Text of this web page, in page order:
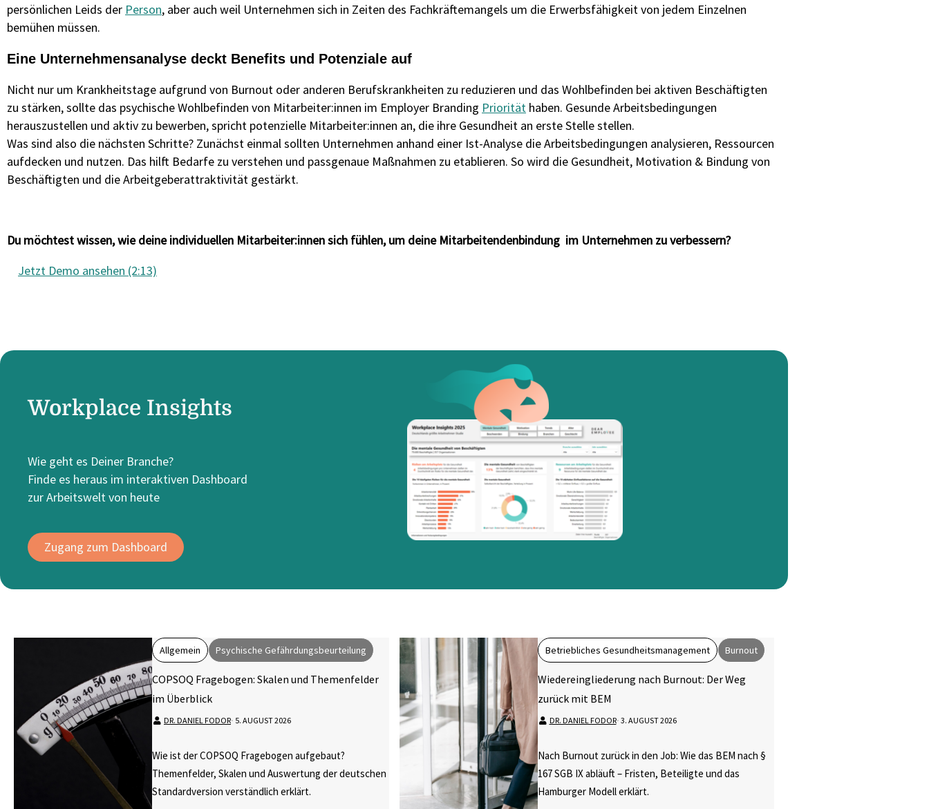
persönlichen Leids der Person, aber auch weil Unternehmen sich in Zeiten des Fachkräftemangels um die Erwerbsfähigkeit von jedem Einzelnen
bemühen müssen.
Eine Unternehmensanalyse deckt Benefits und Potenziale auf
Nicht nur um Krankheitstage aufgrund von Burnout oder anderen Berufskrankheiten zu reduzieren und das Wohlbefinden bei aktiven Beschäftigten
zu stärken, sollte das psychische Wohlbefinden von Mitarbeiter:innen im Employer Branding Priorität haben. Gesunde Arbeitsbedingungen
herauszustellen und aktiv zu bewerben, spricht potenzielle Mitarbeiter:innen an, die ihre Gesundheit an erste Stelle stellen.
Was sind also die nächsten Schritte? Zunächst einmal sollten Unternehmen anhand einer Ist-Analyse die Arbeitsbedingungen analysieren, Ressourcen
aufdecken und nutzen. Das hilft Bedarfe zu verstehen und passgenaue Maßnahmen zu etablieren. So wird die Gesundheit, Motivation & Bindung von
Beschäftigten und die Arbeitgeberattraktivität gestärkt.
Du möchtest wissen, wie deine individuellen Mitarbeiter:innen sich fühlen, um deine Mitarbeitendenbindung im Unternehmen zu verbessern?
Jetzt Demo ansehen (2:13)
Workplace Insights
Wie geht es Deiner Branche?
Finde es heraus im interaktiven Dashboard
zur Arbeitswelt von heute
Zugang zum Dashboard
Allgemein Psychische Gefährdungsbeurteilung
COPSOQ Fragebogen: Skalen und Themenfelder
im Überblick
DR. DANIEL FODOR⋅ 5. AUGUST 2026
Wie ist der COPSOQ Fragebogen aufgebaut?
Themenfelder, Skalen und Auswertung der deutschen
Standardversion verständlich erklärt.
Betriebliches Gesundheitsmanagement Burnout
Wiedereingliederung nach Burnout: Der Weg
zurück mit BEM
DR. DANIEL FODOR⋅ 3. AUGUST 2026
Nach Burnout zurück in den Job: Wie das BEM nach §
167 SGB IX abläuft – Fristen, Beteiligte und das
Hamburger Modell erklärt.